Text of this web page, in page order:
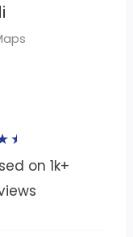
★
on 1k+